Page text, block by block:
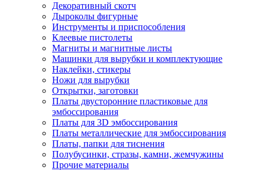
Декоративный скотч
Дыроколы фигурные
Инструменты и приспособления
Клеевые пистолеты
Магниты и магнитные листы
Машинки для вырубки и комплектующие
Наклейки, стикеры
Ножи для вырубки
Открытки, заготовки
Платы двусторонние пластиковые для
эмбоссирования
Платы для 3D эмбоссирования
Платы металлические для эмбоссирования
Платы, папки для тиснения
Полубусинки, стразы, камни, жемчужины
Прочие материалы